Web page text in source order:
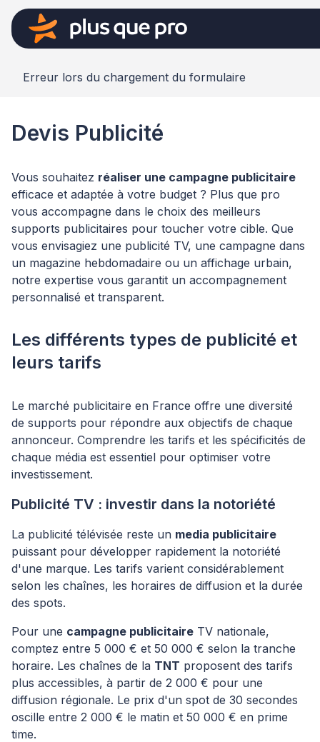
Erreur lors du chargement du formulaire
Devis Publicité
Vous souhaitez réaliser une campagne publicitaire
efficace et adaptée à votre budget ? Plus que pro
vous accompagne dans le choix des meilleurs
supports publicitaires pour toucher votre cible. Que
vous envisagiez une publicité TV, une campagne dans
un magazine hebdomadaire ou un affichage urbain,
notre expertise vous garantit un accompagnement
personnalisé et transparent.
Les différents types de publicité et
leurs tarifs
Le marché publicitaire en France offre une diversité
de supports pour répondre aux objectifs de chaque
annonceur. Comprendre les tarifs et les spécificités de
chaque média est essentiel pour optimiser votre
investissement.
Publicité TV : investir dans la notoriété
La publicité télévisée reste un media publicitaire
puissant pour développer rapidement la notoriété
d'une marque. Les tarifs varient considérablement
selon les chaînes, les horaires de diffusion et la durée
des spots.
Pour une campagne publicitaire TV nationale,
comptez entre 5 000 € et 50 000 € selon la tranche
horaire. Les chaînes de la TNT proposent des tarifs
plus accessibles, à partir de 2 000 € pour une
diffusion régionale. Le prix d'un spot de 30 secondes
oscille entre 2 000 € le matin et 50 000 € en prime
time.